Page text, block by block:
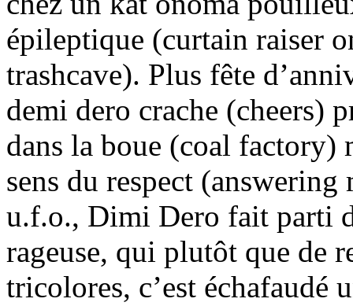
épileptique (curtain raiser
trashcave). Plus fête
demi dero crache (cheers)
dans la boue (coal factory)
sens du respect
u.f.o., Dimi Dero fait parti
rageuse, qui plutôt que de
tricolores, c’est échafaudé